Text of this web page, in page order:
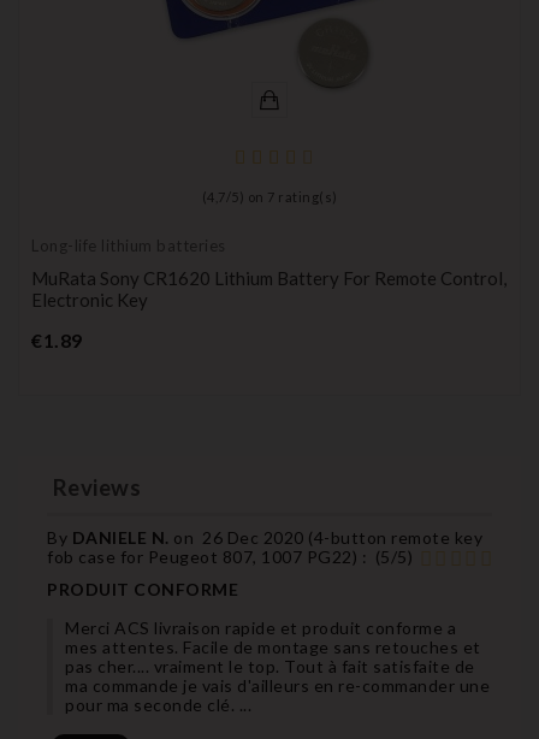
(4,7 / 5) on 7 rating(s)
Long-life lithium batteries
MuRata Sony CR1620 Lithium Battery For Remote Control,
Electronic Key
€1.89Price
Reviews
By DANIELE N. on 26 Dec 2020 (4-button remote key
fob case for Peugeot 807, 1007 PG22) : (5/5)
PRODUIT CONFORME
Merci ACS livraison rapide et produit conforme a
mes attentes. Facile de montage sans retouches et
pas cher.... vraiment le top. Tout à fait satisfaite de
ma commande je vais d'ailleurs en re-commander une
pour ma seconde clé. ...